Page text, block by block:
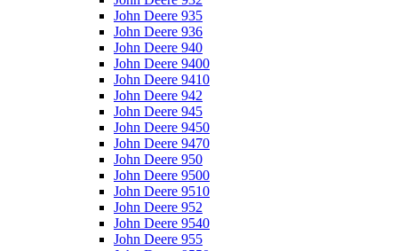
John Deere 935
John Deere 936
John Deere 940
John Deere 9400
John Deere 9410
John Deere 942
John Deere 945
John Deere 9450
John Deere 9470
John Deere 950
John Deere 9500
John Deere 9510
John Deere 952
John Deere 9540
John Deere 955